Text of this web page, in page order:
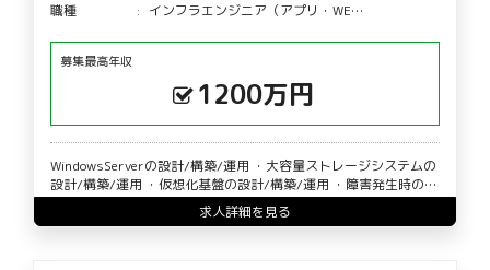
職種
インフラエンジニア（アプリ・WE…
募集最高年収
1200万円
WindowsServerの設計/構築/運用 ・大容量ストレージシステムの
設計/構築/運用 ・仮想化基盤の設計/構築/運用 ・障害発生時の…
求人詳細を見る